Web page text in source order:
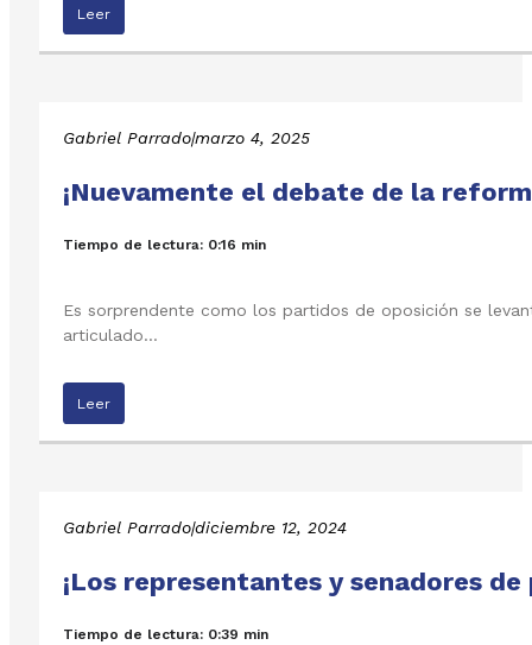
Leer
Gabriel Parrado|marzo 4, 2025
¡Nuevamente el debate de la
Tiempo de lectura: 0:16 min
Es sorprendente como los partidos de oposición se
articulado…
Leer
Gabriel Parrado|diciembre 12, 2024
¡Los representantes y senadores
Tiempo de lectura: 0:39 min